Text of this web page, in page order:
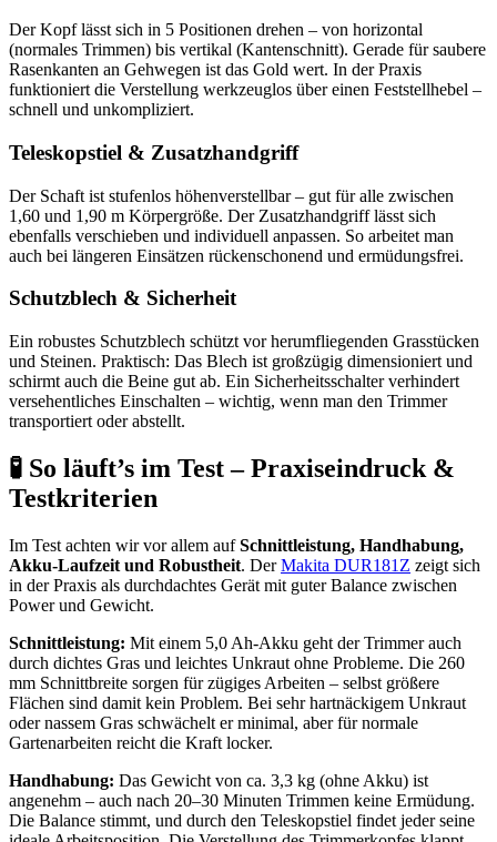
Der Kopf lässt sich in 5 Positionen drehen – von horizontal
(normales Trimmen) bis vertikal (Kantenschnitt). Gerade für saubere
Rasenkanten an Gehwegen ist das Gold wert. In der Praxis
funktioniert die Verstellung werkzeuglos über einen Feststellhebel –
schnell und unkompliziert.
Teleskopstiel & Zusatzhandgriff
Der Schaft ist stufenlos höhenverstellbar – gut für alle zwischen
1,60 und 1,90 m Körpergröße. Der Zusatzhandgriff lässt sich
ebenfalls verschieben und individuell anpassen. So arbeitet man
auch bei längeren Einsätzen rückenschonend und ermüdungsfrei.
Schutzblech & Sicherheit
Ein robustes Schutzblech schützt vor herumfliegenden Grasstücken
und Steinen. Praktisch: Das Blech ist großzügig dimensioniert und
schirmt auch die Beine gut ab. Ein Sicherheitsschalter verhindert
versehentliches Einschalten – wichtig, wenn man den Trimmer
transportiert oder abstellt.
🧪 So läuft’s im Test – Praxiseindruck &
Testkriterien
Im Test achten wir vor allem aufSchnittleistung, Handhabung,
Akku-Laufzeit und Robustheit. DerMakita DUR181Z zeigt sich
in der Praxis als durchdachtes Gerät mit guter Balance zwischen
Power und Gewicht.
Schnittleistung: Mit einem 5,0 Ah-Akku geht der Trimmer auch
durch dichtes Gras und leichtes Unkraut ohne Probleme. Die 260
mm Schnittbreite sorgen für zügiges Arbeiten – selbst größere
Flächen sind damit kein Problem. Bei sehr hartnäckigem Unkraut
oder nassem Gras schwächelt er minimal, aber für normale
Gartenarbeiten reicht die Kraft locker.
Handhabung: Das Gewicht von ca. 3,3 kg (ohne Akku) ist
angenehm – auch nach 20–30 Minuten Trimmen keine Ermüdung.
Die Balance stimmt, und durch den Teleskopstiel findet jeder seine